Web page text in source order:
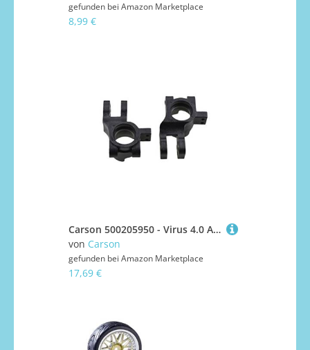
gefunden bei Amazon Marketplace
8,99 €
Carson 500205950 - Virus 4.0 Achsschenkel hinten 2, Zubehör, Schwarz, M
von Carson
gefunden bei Amazon Marketplace
17,69 €